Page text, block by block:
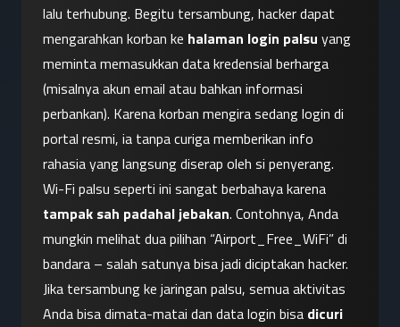
lalu terhubung. Begitu tersambung, hacker dapat
mengarahkan korban ke halaman login palsu yang
meminta memasukkan data kredensial berharga
(misalnya akun email atau bahkan informasi
perbankan). Karena korban mengira sedang login di
portal resmi, ia tanpa curiga memberikan info
rahasia yang langsung diserap oleh si penyerang.
tampak sah padahal jebakan. Contohnya, Anda
mungkin melihat dua pilihan “Airport_Free_WiFi” di
bandara – salah satunya bisa jadi diciptakan hacker.
Jika tersambung ke jaringan palsu, semua aktivitas
Anda bisa dimata-matai dan data login bisa dicuri